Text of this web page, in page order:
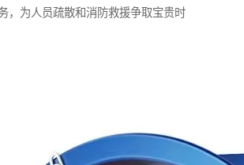
，为人员疏散和消防救援争取宝贵时